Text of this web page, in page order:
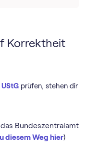
Korrektheit
UStG prüfen, stehen dir
Bundeszentralamt
diesem Weg hier)